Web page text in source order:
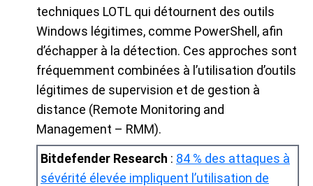
techniques LOTL qui détournent des outils
Windows légitimes, comme PowerShell, afin
d’échapper à la détection. Ces approches sont
fréquemment combinées à l’utilisation d’outils
légitimes de supervision et de gestion à
distance (Remote Monitoring and
Management – RMM).
Bitdefender Research : 84 % des attaques à
sévérité élevée impliquent l’utilisation de